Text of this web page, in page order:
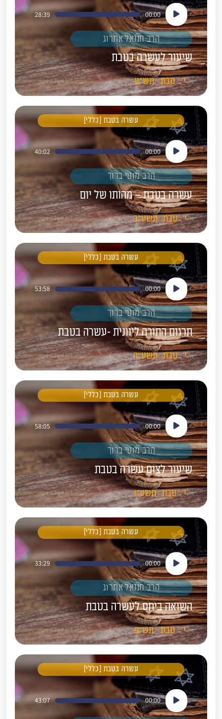
נגן
אודיו
00:00
28:39
הרב חננאל אתרוג
שיעור לעשרה בטבת
י' טבת תש"ע
עשרה בטבת [כללי]
נגן
אודיו
00:00
40:02
הרב מוטי ברוך
עשרה בטבת – מהותו של יום
י' טבת תשע"ב
עשרה בטבת [כללי]
נגן
אודיו
00:00
53:58
הרב מוטי ברוך
תרגום התורה ליוונית -עשרה בטבת
י' טבת תשע"ה
עשרה בטבת [כללי]
נגן
אודיו
00:00
58:05
הרב מוטי ברוך
שיעור לצום עשרה בטבת
י' טבת תשע"ו
עשרה בטבת [כללי]
נגן
אודיו
00:00
33:29
הרב חננאל אתרוג
השואה ביחס לעשרה בטבת
י' טבת תש"פ
עשרה בטבת [כללי]
נגן
אודיו
00:00
43:07